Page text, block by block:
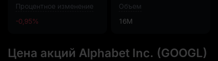
Процентное изменение
-0,95%
Объем
16M
Цена акций Alphabet Inc. (GOOGL)